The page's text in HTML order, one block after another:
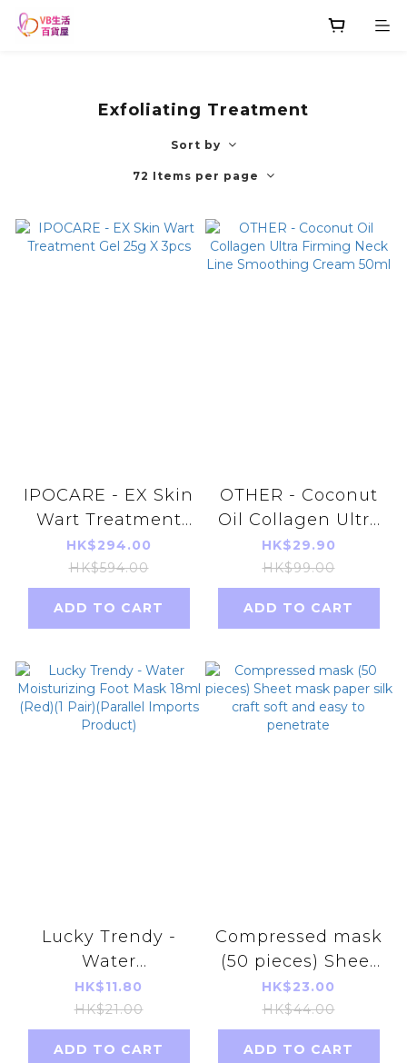
Exfoliating Treatment
Sort by
72 Items per page
IPOCARE - EX Skin
Wart Treatment
Gel 25g X 3pcs
HK$294.00
HK$594.00
ADD TO CART
OTHER - Coconut
Oil Collagen Ultra
Firming Neck Line
Smoothing Cream
50ml
HK$29.90
HK$99.00
ADD TO CART
Lucky Trendy -
Water
Moisturizing Foot
Mask 18ml (Red)(1
Pair)(Parallel
HK$11.80
HK$21.00
ADD TO CART
Compressed mask
(50 pieces) Sheet
mask paper silk
craft soft and easy
to penetrate
HK$23.00
HK$44.00
ADD TO CART